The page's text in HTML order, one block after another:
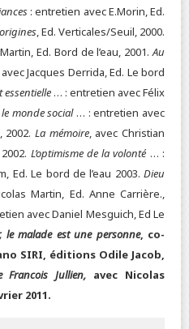
: entretien avec E.Morin, Ed.
, Ed. Verticales/Seuil, 2000.
Ed. Bord de l’eau, 2001.Au
Jacques Derrida, Ed. Le bord
essentielle … : entretien avec Félix
le monde social… : entretien avec
La mémoire, avec Christian
L’optimisme de la volonté… :
Ed. Le bord de l’eau 2003. Dieu
Martin, Ed. Anne Carrière.,
avec Daniel Mesguich, Ed Le
le malade est une personne, co-
SIRI, éditions Odile Jacob,
Francois Jullien, avec Nicolas
2011.